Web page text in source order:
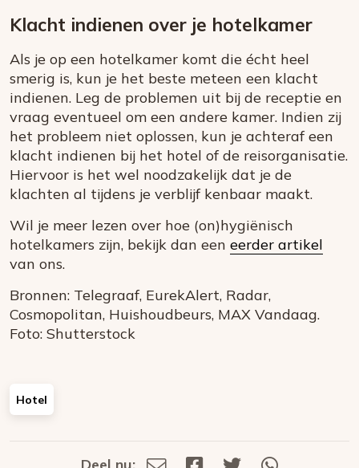
Klacht indienen over je hotelkamer
Als je op een hotelkamer komt die écht heel
smerig is, kun je het beste meteen een klacht
indienen. Leg de problemen uit bij de receptie en
vraag eventueel om een andere kamer. Indien zij
het probleem niet oplossen, kun je achteraf een
klacht indienen bij het hotel of de reisorganisatie.
Hiervoor is het wel noodzakelijk dat je de
klachten al tijdens je verblijf kenbaar maakt.
Wil je meer lezen over hoe (on)hygiënisch
hotelkamers zijn, bekijk dan een eerder artikel
van ons.
Bronnen: Telegraaf, EurekAlert, Radar,
Cosmopolitan, Huishoudbeurs, MAX Vandaag.
Foto: Shutterstock
Hotel
Deel nu: Deel Deel Deel